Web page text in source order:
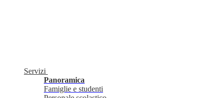
Servizi
Panoramica
Famiglie e studenti